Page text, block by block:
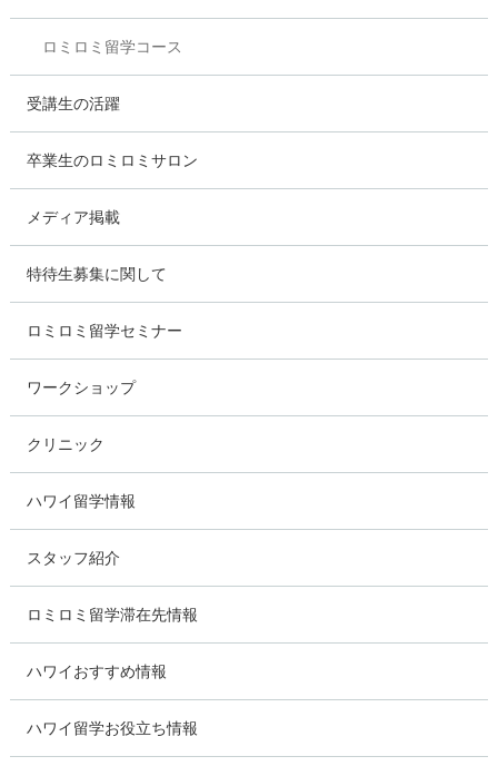
ロミロミ留学コース
受講生の活躍
卒業生のロミロミサロン
メディア掲載
特待生募集に関して
ロミロミ留学セミナー
ワークショップ
クリニック
ハワイ留学情報
スタッフ紹介
ロミロミ留学滞在先情報
ハワイおすすめ情報
ハワイ留学お役立ち情報